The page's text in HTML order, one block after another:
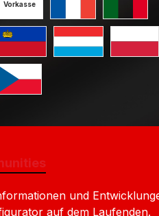
Vorkasse
Standard GLSStandard
GLS Versand
und
auf dem Laufenden.